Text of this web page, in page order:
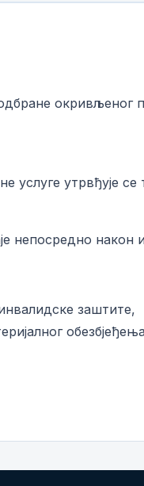
окривљеног
услуге утрвђује
након
заштите,